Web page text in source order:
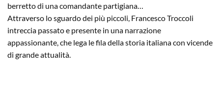
berretto di una comandante partigiana…
Attraverso lo sguardo dei più piccoli, Francesco Troccoli
intreccia passato e presente in una narrazione
appassionante, che lega le fila della storia italiana con vicende
di grande attualità.